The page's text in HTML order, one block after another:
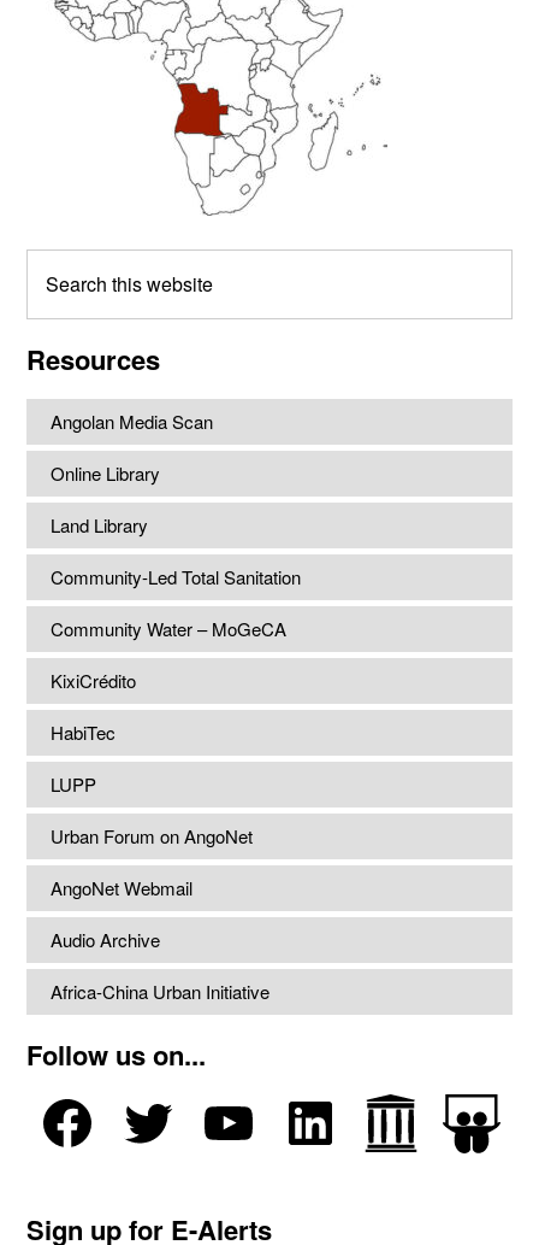
this
Resources
Angolan Media Scan
Online Library
Land Library
Community-Led Total Sanitation
Community Water – MoGeCA
KixiCrédito
HabiTec
LUPP
Urban Forum on AngoNet
AngoNet Webmail
Audio Archive
Africa-China Urban Initiative
Follow us on...
Sign up for E-Alerts